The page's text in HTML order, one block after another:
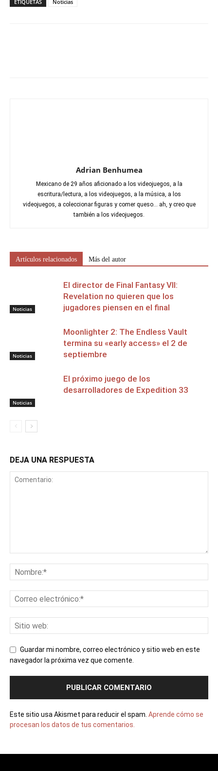
ETIQUETAS Noticias
Adrian Benhumea
Mexicano de 29 años aficionado a los videojuegos, a la
escritura/lectura, a los videojuegos, a la música, a los
videojuegos, a coleccionar figuras y comer queso... ah, y creo que
también a los videojuegos.
Artículos relacionados Más del autor
Noticias
El director de Final Fantasy VII:
Revelation no quieren que los
jugadores piensen en el final
Noticias
Moonlighter 2: The Endless Vault
termina su «early access» el 2 de
septiembre
Noticias
El próximo juego de los
desarrolladores de Expedition 33
DEJA UNA RESPUESTA
Guardar mi nombre, correo electrónico y sitio web en este
navegador la próxima vez que comente.
Este sitio usa Akismet para reducir el spam. Aprende cómo se
procesan los datos de tus comentarios.